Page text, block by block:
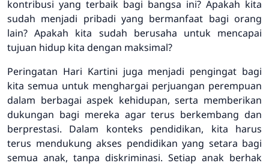
kontribusi yang terbaik bagi bangsa ini? Apakah kita
sudah menjadi pribadi yang bermanfaat bagi orang
lain? Apakah kita sudah berusaha untuk mencapai
tujuan hidup kita dengan maksimal?
Peringatan Hari Kartini juga menjadi pengingat bagi
kita semua untuk menghargai perjuangan perempuan
dalam berbagai aspek kehidupan, serta memberikan
dukungan bagi mereka agar terus berkembang dan
berprestasi. Dalam konteks pendidikan, kita harus
terus mendukung akses pendidikan yang setara bagi
semua anak, tanpa diskriminasi. Setiap anak berhak